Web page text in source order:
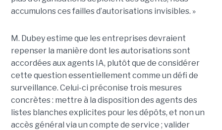
accumulons ces failles d’autorisations invisibles. »
M. Dubey estime que les entreprises devraient
repenser la manière dont les autorisations sont
accordées aux agents IA, plutôt que de considérer
cette question essentiellement comme un défi de
surveillance. Celui-ci préconise trois mesures
concrètes : mettre à la disposition des agents des
listes blanches explicites pour les dépôts, et non un
accès général via un compte de service ; valider